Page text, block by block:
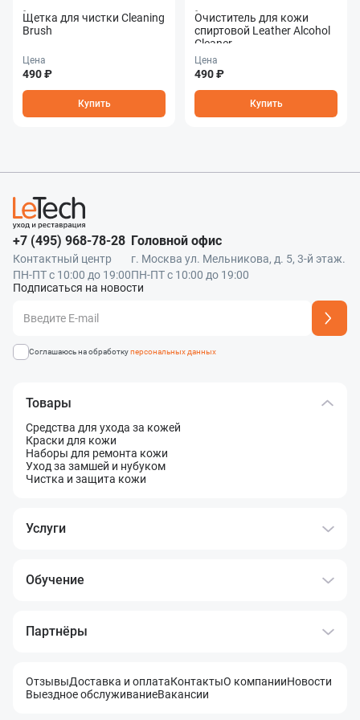
Щетка для чистки Cleaning
Brush
Цена
490 ₽
Купить
Очиститель для кожи
спиртовой Leather Alcohol
Cleaner
Цена
490 ₽
Купить
+7 (495) 968-78-28
Контактный центр
ПН-ПТ с 10:00 до 19:00
Головной офис
г. Москва ул. Мельникова, д. 5, 3-й этаж.
ПН-ПТ с 10:00 до 19:00
Подписаться на новости
Адрес подписки успешно добавлен
Соглашаюсь на обработкуперсональных данных
Товары
Средства для ухода за кожей
Краски для кожи
Наборы для ремонта кожи
Уход за замшей и нубуком
Чистка и защита кожи
Услуги
Обучение
Партнёры
ОтзывыДоставка и оплатаКонтактыО компанииНовости
Выездное обслуживаниеВакансии